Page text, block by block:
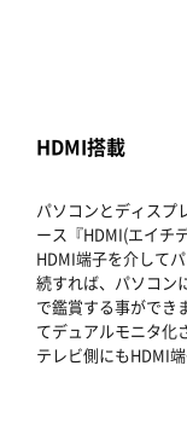
HDMI搭載
パソコンとディスプ
ース『HDMI(エイチ
HDMI端子を介して
続すれば、パソコン
で鑑賞する事ができ
てデュアルモニタ化
テレビ側にもHDMI